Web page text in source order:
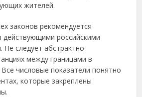
жителей.
законов рекомендуется
действующими российскими
следует абстрактно
между границами в
числовые показатели понятно
которые закреплены